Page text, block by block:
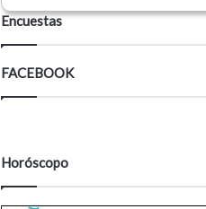
Encuestas
FACEBOOK
Horóscopo